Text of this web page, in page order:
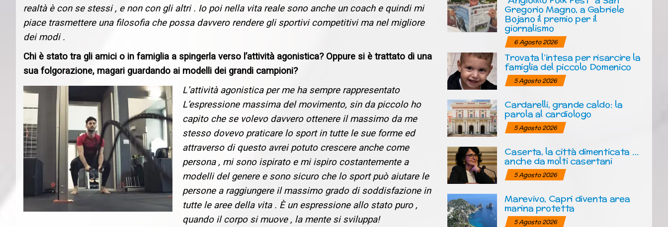
realtà è con se stessi , e non con gli altri . Io poi nella vita reale sono anche un coach e quindi mi
piace trasmettere una filosofia che possa davvero rendere gli sportivi competitivi ma nel migliore
dei modi .
Chi è stato tra gli amici o in famiglia a spingerla verso l’attività agonistica? Oppure si è trattato di una
sua folgorazione, magari guardando ai modelli dei grandi campioni?
L’attività agonistica per me ha sempre rappresentato
L’espressione massima del movimento, sin da piccolo ho
capito che se volevo davvero ottenere il massimo da me
stesso dovevo praticare lo sport in tutte le sue forme ed
attraverso di questo avrei potuto crescere anche come
persona , mi sono ispirato e mi ispiro costantemente a
modelli del genere e sono sicuro che lo sport può aiutare le
persone a raggiungere il massimo grado di soddisfazione in
tutte le aree della vita . È un espressione allo stato puro ,
quando il corpo si muove , la mente si sviluppa!
Gregorio Magno, a Gabriele
Bojano il premio per il
giornalismo
6 Agosto 2026
Trovata l’intesa per risarcire la
famiglia del piccolo Domenico
5 Agosto 2026
Cardarelli, grande caldo: la
parola al cardiologo
5 Agosto 2026
Caserta, la città dimenticata …
anche da molti casertani
5 Agosto 2026
Marevivo, Capri diventa area
marina protetta
5 Agosto 2026